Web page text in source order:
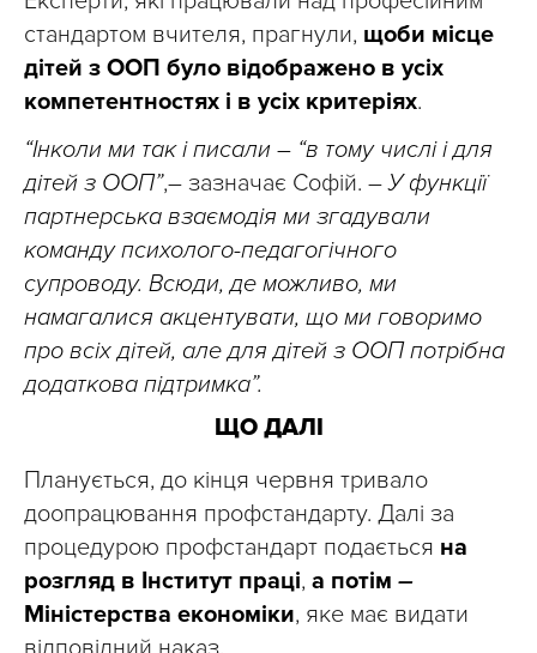
стандартом вчителя, прагнули, щоби місце
дітей з ООП було відображено в усіх
компетентностях і в усіх критеріях.
“Інколи ми так і писали – “в тому числі і для
дітей з ООП”,– зазначає Софій. –У функції
партнерська взаємодія ми згадували
команду психолого-педагогічного
супроводу. Всюди, де можливо, ми
намагалися акцентувати, що ми говоримо
про всіх дітей, але для дітей з ООП потрібна
додаткова підтримка”.
ЩО ДАЛІ
Планується, до кінця червня тривало
доопрацювання профстандарту. Далі за
процедурою профстандарт подається на
розгляд в Інститут праці, а потім –
Міністерства економіки, яке має видати